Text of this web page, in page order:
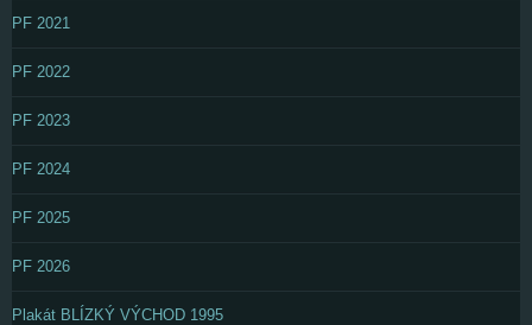
PF 2021
PF 2022
PF 2023
PF 2024
PF 2025
PF 2026
Plakát BLÍZKÝ VÝCHOD 1995